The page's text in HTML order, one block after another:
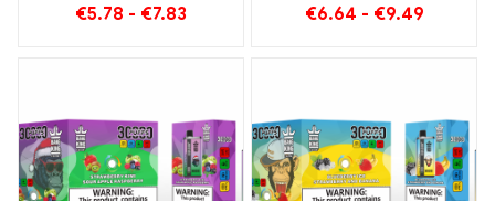
Genuss
€5.78 - €7.83
Blueberry Watermelon
€6.64 - €9.49